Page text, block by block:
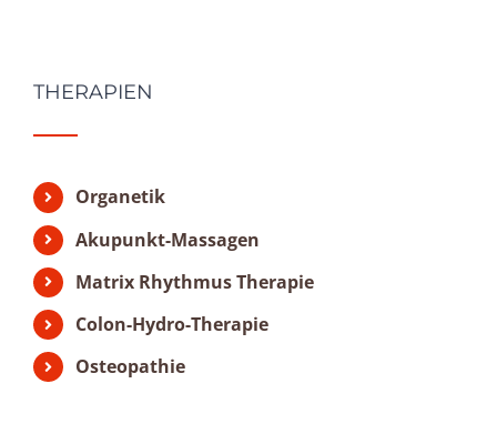
THERAPIEN
Organetik
Akupunkt-Massagen
Matrix Rhythmus Therapie
Colon-Hydro-Therapie
Osteopathie